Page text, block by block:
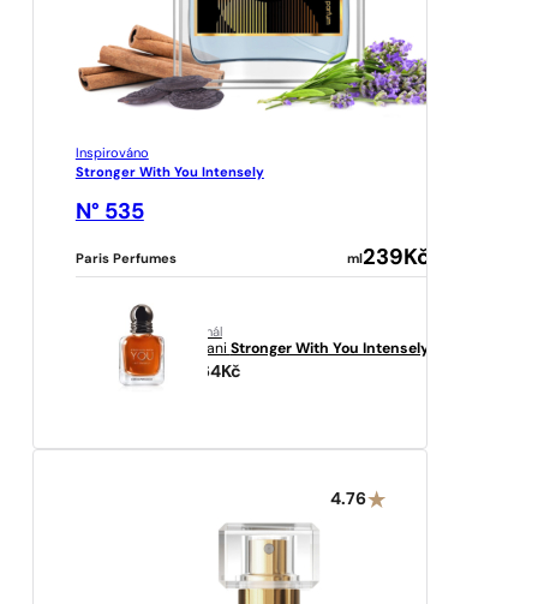
Inspirováno
Stronger With You Intensely
N° 535
Paris Perfumes ml239Kč
originál
Armani Stronger With You Intensely
5864Kč
4.76